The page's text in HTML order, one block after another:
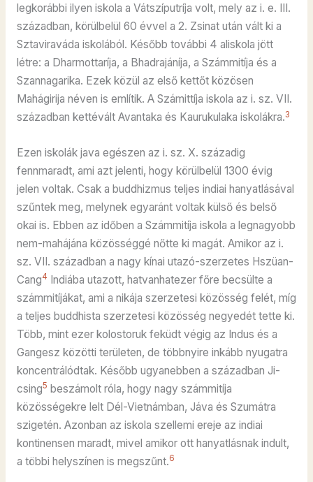
legkorábbi ilyen iskola a Vátszíputríja volt, mely az i. e. III.
században, körülbelül 60 évvel a 2. Zsinat után vált ki a
Sztaviraváda iskolából. Később további 4 aliskola jött
létre: a Dharmottaríja, a Bhadrajáníja, a Számmitíja és a
Szannagarika. Ezek közül az első kettőt közösen
Mahágirija néven is említik. A Számittíja iskola az i. sz. VII.
században kettévált Avantaka és Kaurukulaka iskolákra.3
Ezen iskolák java egészen az i. sz. X. századig
fennmaradt, ami azt jelenti, hogy körülbelül 1300 évig
jelen voltak. Csak a buddhizmus teljes indiai hanyatlásával
szűntek meg, melynek egyaránt voltak külső és belső
okai is. Ebben az időben a Számmitíja iskola a legnagyobb
nem-mahájána közösséggé nőtte ki magát. Amikor az i.
sz. VII. században a nagy kínai utazó-szerzetes Hszüan-
Cang4
Indiába utazott, hatvanhatezer főre becsülte a
számmitíjákat, ami a nikája szerzetesi közösség felét, míg
a teljes buddhista szerzetesi közösség negyedét tette ki.
Több, mint ezer kolostoruk feküdt végig az Indus és a
Gangesz közötti területen, de többnyire inkább nyugatra
koncentrálódtak. Később ugyanebben a században Ji-
csing5 beszámolt róla, hogy nagy számmitíja
közösségekre lelt Dél-Vietnámban, Jáva és Szumátra
szigetén. Azonban az iskola szellemi ereje az indiai
kontinensen maradt, mivel amikor ott hanyatlásnak indult,
a többi helyszínen is megszűnt.6